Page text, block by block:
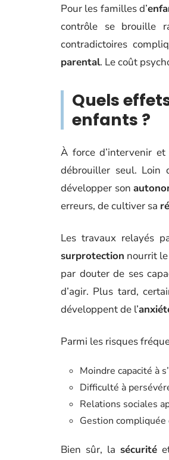
Pour les familles d’
contrôle se brouille
contradictoires
parental. Le coût
Quels
enfants ?
À force d’intervenir et
débrouiller seul. Loin
développer son
erreurs, de cultiver sa
Les travaux relayés
surprotection nourrit
par douter de ses
d’agir. Plus tard,
développent de l’
Parmi les risques
Moindre capacité à
Difficulté à
Relations sociales
Gestion
Bien sûr, la sécurité